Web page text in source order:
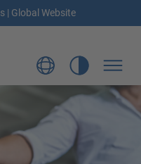
| Global Website